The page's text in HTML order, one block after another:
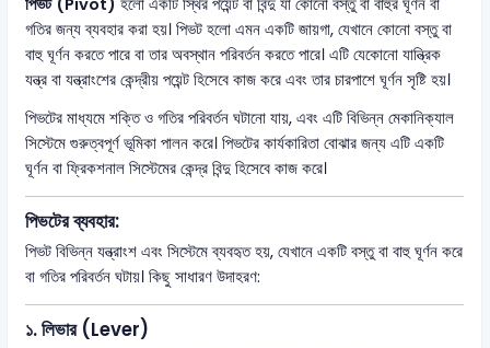
গতির জন্য ব্যবহার করা হয়। পিভট হলো এমন একটি জায়গা, যেখানে কোনো বস্তু বা
বাহু ঘূর্ণন করতে পারে বা তার অবস্থান পরিবর্তন করতে পারে। এটি যেকোনো যান্ত্রিক
যন্ত্র বা যন্ত্রাংশের কেন্দ্রীয় পয়েন্ট হিসেবে কাজ করে এবং তার চারপাশে ঘূর্ণন সৃষ্টি হয়।
পিভটের মাধ্যমে শক্তি ও গতির পরিবর্তন ঘটানো যায়, এবং এটি বিভিন্ন মেকানিক্যাল
সিস্টেমে গুরুত্বপূর্ণ ভূমিকা পালন করে। পিভটের কার্যকারিতা বোঝার জন্য এটি একটি
ঘূর্ণন বা ফ্রিকশনাল সিস্টেমের কেন্দ্র বিন্দু হিসেবে কাজ করে।
পিভটের ব্যবহার:
পিভট বিভিন্ন যন্ত্রাংশ এবং সিস্টেমে ব্যবহৃত হয়, যেখানে একটি বস্তু বা বাহু ঘূর্ণন করে
বা গতির পরিবর্তন ঘটায়। কিছু সাধারণ উদাহরণ:
১.লিভার (Lever)